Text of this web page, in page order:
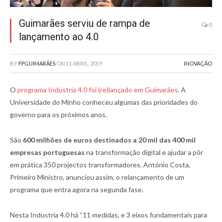
Guimarães serviu de rampa de
lançamento ao 4.0
0
BY FPGUIMARÃES ON 11 ABRIL, 2019 INOVAÇÃO
O programa Industria 4.0 foi (re)lançado em Guimarães. A
Universidade do Minho conheceu algumas das prioridades do
governo para os próximos anos.
São 600 milhões de euros destinados a 20 mil das 400 mil
empresas portuguesas na transformação digital e ajudar a pôr
em prática 350 projectos transformadores. António Costa,
Primeiro Ministro, anunciou assim, o relançamento de um
programa que entra agora na segunda fase.
Nesta Industria 4.0 há “11 medidas, e 3 eixos fundamentais para